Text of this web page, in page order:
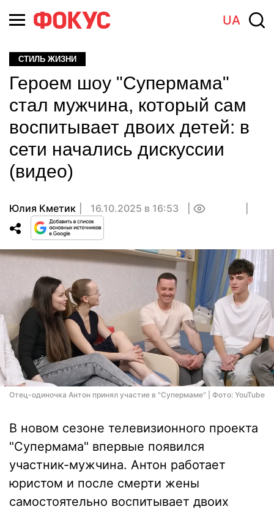
UA
СТИЛЬ ЖИЗНИ
Героем шоу "Супермама"
стал мужчина, который сам
воспитывает двоих детей: в
сети начались дискуссии
(видео)
Юлия Кметик 16.10.2025 в 16:53
Отец-одиночка Антон принял участие в "Супермаме" | Фото: YouTube
В новом сезоне телевизионного проекта
"Супермама" впервые появился
участник-мужчина. Антон работает
юристом и после смерти жены
самостоятельно воспитывает двоих